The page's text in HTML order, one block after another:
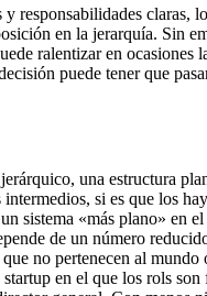
responsabilidades claras,
en la jerarquía. Sin
ralentizar en ocasiones
puede tener que
una estructura
si es que los
sistema «más plano» en
de un número
no pertenecen al mundo
en el que los rols